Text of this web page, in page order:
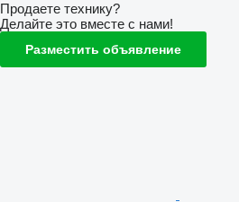
Продаете технику?
Делайте это вместе с нами!
Разместить объявление